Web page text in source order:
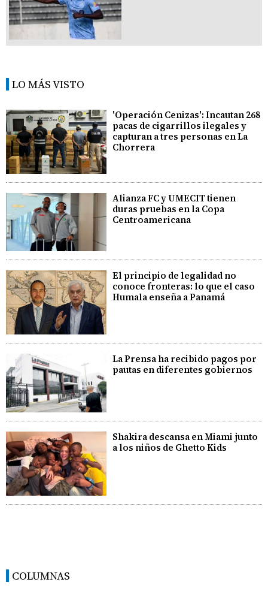
LO MÁS VISTO
'Operación Cenizas': Incautan 268
pacas de cigarrillos ilegales y
capturan a tres personas en La
Chorrera
Alianza FC y UMECIT tienen
duras pruebas en la Copa
Centroamericana
El principio de legalidad no
conoce fronteras: lo que el caso
Humala enseña a Panamá
La Prensa ha recibido pagos por
pautas en diferentes gobiernos
Shakira descansa en Miami junto
a los niños de Ghetto Kids
COLUMNAS